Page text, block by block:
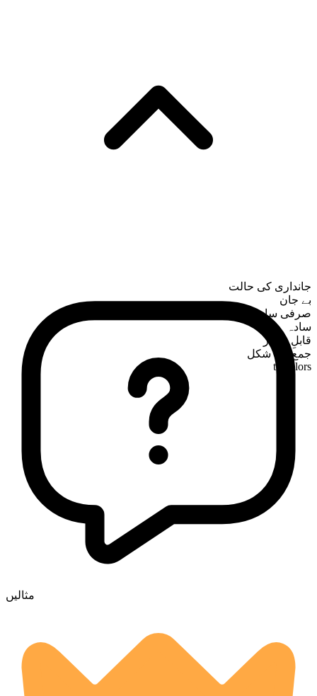
جانداری کی حالت
بے جان
صرفی ساخت
سادہ
قابلِ شمار
جمع کی شکل
temblors
مثالیں